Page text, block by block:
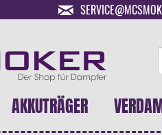
AKKUTRÄGER